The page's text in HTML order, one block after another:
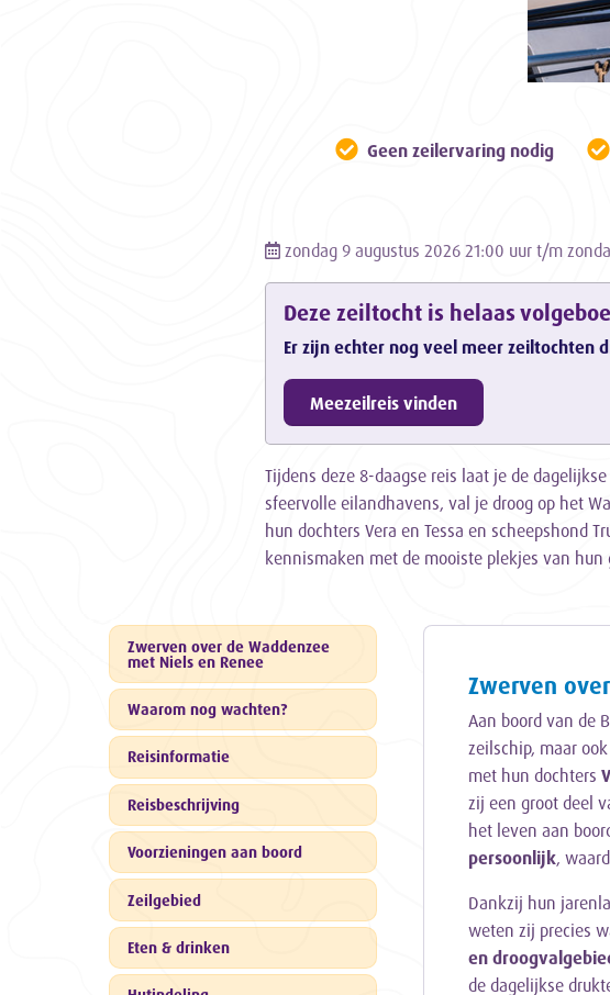
Geen zeilervaring nodig
zondag 9 augustus 2026 21:00 uur t/m
Deze zeiltocht is helaas
Er zijn echter nog veel meer zeiltochten
Meezeilreis vinden
Tijdens deze 8-daagse reis laat je de
sfeervolle eilandhavens, val je droog op het
hun dochters Vera en Tessa en scheepshond
kennismaken met de mooiste plekjes van hun
Zwerven over de Waddenzee
met Niels en Renee
Waarom nog wachten?
Reisinformatie
Reisbeschrijving
Voorzieningen aan boord
Zeilgebied
Eten & drinken
Zwerven
Aan boord van de
zeilschip, maar ook
met hun dochters
zij een groot deel
het leven aan
persoonlijk,
Dankzij hun
weten zij precies
en
de dagelijkse